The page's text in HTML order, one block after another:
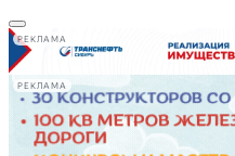
РЕКЛАМА
РЕКЛАМА